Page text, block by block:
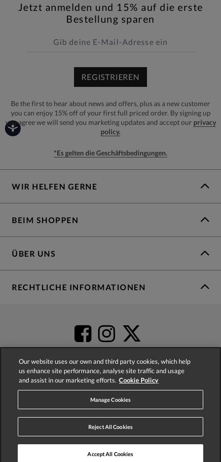
Jetzt anmelden und 15% auf die erste
Bestellung sparen
REGISTRIEREN
Be the first to hear about news and offers, plus as a new customer
you can enjoy 15% off of your first full priced order. By signing up
you agree we will send you marketing updates and accept our privacy
policy.
*Es gelten die Geschäftsbedingungen.
WIR HELFEN GERNE
BEIM SHOPPEN
ÜBER UNS
RECHTLICHE INFORMATIONEN
4.2based on
Our website uses our own and third party cookies, which help
us enhance site performance, analyse site traffic and usage
and assist in our marketing efforts. Cookie Policy
Manage Cookies
Reject All Cookies
Accept All Cookies